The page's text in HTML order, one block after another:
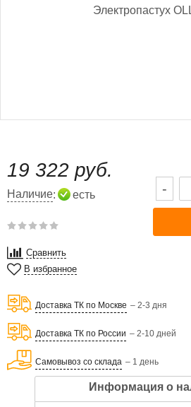
19 322 руб.
Наличие: есть
Сравнить
В избранное
-
Доставка ТК по Москве – 2-3 дня
Доставка ТК по России – 2-10 дней
Самовывоз со склада – 1 день
Информация о